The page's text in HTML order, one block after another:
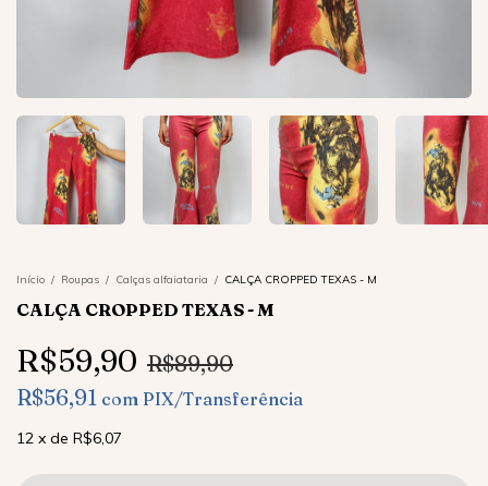
Início / Roupas / Calças alfaiataria / CALÇA CROPPED TEXAS - M
CALÇA CROPPED TEXAS - M
R$59,90 R$89,90
R$56,91 com PIX/Transferência
12 x de R$6,07